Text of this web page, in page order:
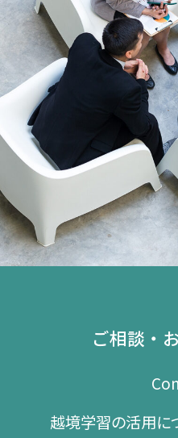
ご相談・
越境学習の​活用に​